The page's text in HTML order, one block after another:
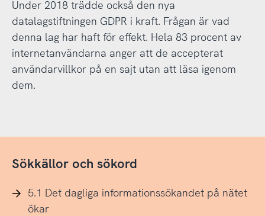
Under 2018 trädde också den nya
datalagstiftningen GDPR i kraft. Frågan är vad
denna lag har haft för effekt. Hela 83 procent av
internetanvändarna anger att de accepterat
användarvillkor på en sajt utan att läsa igenom
dem.
Sökkällor och sökord
5.1 Det dagliga informationssökandet på nätet
ökar